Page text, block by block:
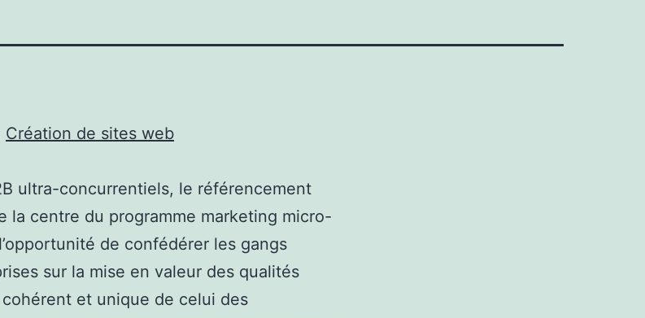
Création de sites web
ultra-concurrentiels, le référencement
la centre du programme marketing micro-
de confédérer les gangs
sur la mise en valeur des qualités
cohérent et unique de celui des